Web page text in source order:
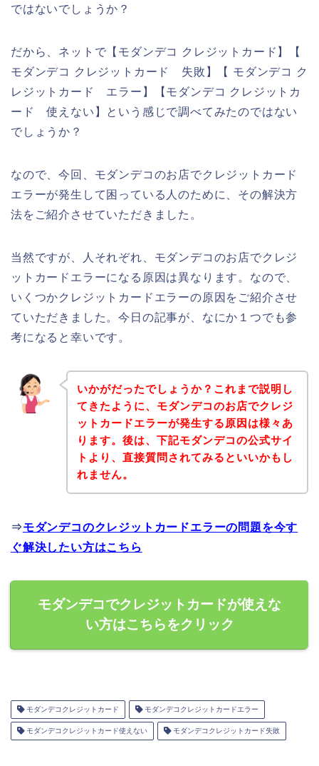
ではないでしょうか？
だから、ネットで【モダンデコ クレジットカード】【
モダンデコ クレジットカード 失敗】【 モダンデコ ク
レジットカード エラー】【モダンデコ クレジットカ
ード 使えない】という感じで調べてみたのではない
でしょうか？
なので、今回、モダンデコのお店でクレジットカード
エラーが発生して困っている人のために、その解決方
法をご紹介させていただきました。
当然ですが、人それぞれ、モダンデコのお店でクレジ
ットカードエラーになる原因は異なります。なので、
いくつかクレジットカードエラーの原因をご紹介させ
ていただきました。今日の記事が、なにか１つでも参
考になると幸いです。
いかがだったでしょうか？これまで説明し
てきたように、モダンデコのお店でクレジ
ットカードエラーが発生する原因は様々あ
ります。後は、下記モダンデコの公式サイ
トより、直接質問されてみるといいかもし
れません。
⇒モダンデコのクレジットカードエラーの問題を今す
ぐ解決したい方はこちら
モダンデコでクレジットカードが使えな
い方はこちらをクリック
モダンデコクレジットカード モダンデコクレジットカードエラー
モダンデコクレジットカード使えない モダンデコクレジットカード失敗